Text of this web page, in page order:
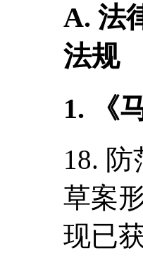
A. 法
法规
1. 《
18.
草案
现已